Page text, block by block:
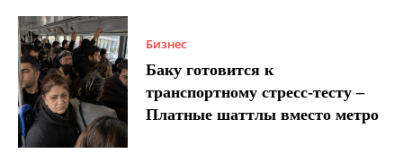
Бизнес
Баку готовится к
транспортному стресс-тесту –
Платные шаттлы вместо метро